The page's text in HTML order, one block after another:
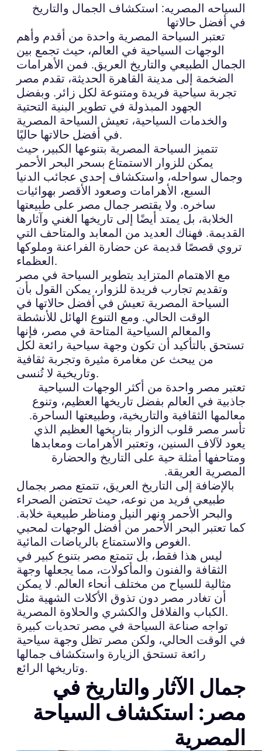
السياحه المصريه: استكشاف الجمال والتاريخ
في أفضل حالاتها
تعتبر السياحة المصرية واحدة من أقدم وأهم
الوجهات السياحية في العالم، حيث تجمع بين
الجمال الطبيعي والتاريخ العريق. فمن الأهرامات
الضخمة إلى مدينة القاهرة الحديثة، تقدم مصر
تجربة سياحية فريدة ومتنوعة لكل زائر. وبفضل
الجهود المبذولة في تطوير البنية التحتية
والخدمات السياحية، تعيش السياحة المصرية
في أفضل حالاتها حاليًا.
تتميز السياحة المصرية بتنوعها الكبير، حيث
يمكن للزوار الاستمتاع بسحر البحر الأحمر
وجمال سواحله، واستكشاف إحدى عجائب الدنيا
السبع، الأهرامات وصعود الأقصر بهوائيات
ساخره. ولا يقتصر جمال مصر على طبيعتها
الخلابة، بل يمتد أيضًا إلى تاريخها الغني وآثارها
القديمة. فهناك العديد من المعابد والمتاحف التي
تروي قصصًا قديمة عن حضارة الفراعنة وملوكها
العظماء.
مع الاهتمام المتزايد بتطوير السياحة في مصر
وتقديم تجارب فريدة للزوار، يمكن القول بأن
السياحة المصرية تعيش في أفضل حالاتها في
الوقت الحالي. ومع التنوع الهائل للأنشطة
والمعالم السياحية المتاحة في مصر، فإنها
تستحق بالتأكيد أن تكون وجهة سياحية رائعة لكل
من يبحث عن مغامرة مثيرة وتجربة ثقافية
وتاريخية لا تُنسى.
تعتبر مصر واحدة من أكثر الوجهات السياحية
جاذبية في العالم بفضل تاريخها العظيم، وتنوع
معالمها الثقافية والتاريخية، وطبيعتها الساحرة.
تأسر مصر قلوب الزوار بتاريخها العظيم الذي
يعود لآلاف السنين، وتعتبر الأهرامات ومعابدها
ومتاحفها أمثلة حية على التاريخ والحضارة
المصرية العريقة.
بالإضافة إلى التاريخ العريق، تتمتع مصر بجمال
طبيعي فريد من نوعه، حيث تحتضن الصحراء
والبحر الأحمر ونهر النيل ومناظر طبيعية خلابة.
كما تعتبر البحر الأحمر من أفضل الوجهات لمحبي
الغوص والاستمتاع بالرياضات المائية.
ليس هذا فقط، بل تتمتع مصر بتنوع كبير في
الثقافة والفنون والمأكولات، مما يجعلها وجهة
مثالية للسياح من مختلف أنحاء العالم. لا يمكن
أن تغادر مصر دون تذوق الأكلات الشهية مثل
الكباب والفلافل والكشري والحلاوة المصرية.
تواجه صناعة السياحة في مصر تحديات كبيرة
في الوقت الحالي، ولكن مصر تظل وجهة سياحية
رائعة تستحق الزيارة واستكشاف جمالها
وتاريخها الرائع.
جمال الآثار والتاريخ في
مصر: استكشاف السياحة
المصرية